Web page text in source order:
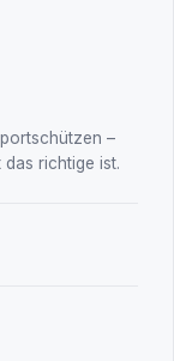
du transparent
–
richtige ist.